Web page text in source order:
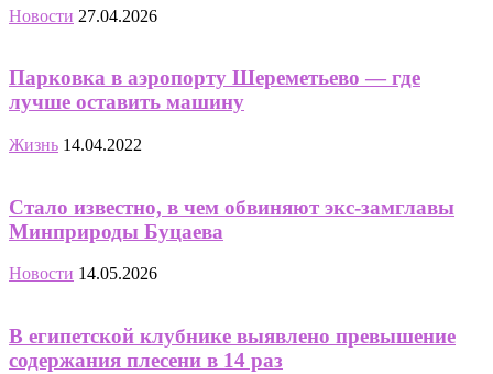
Новости 27.04.2026
Парковка в аэропорту Шереметьево — где
лучше оставить машину
Жизнь 14.04.2022
Стало известно, в чем обвиняют экс-замглавы
Минприроды Буцаева
Новости 14.05.2026
В египетской клубнике выявлено превышение
содержания плесени в 14 раз